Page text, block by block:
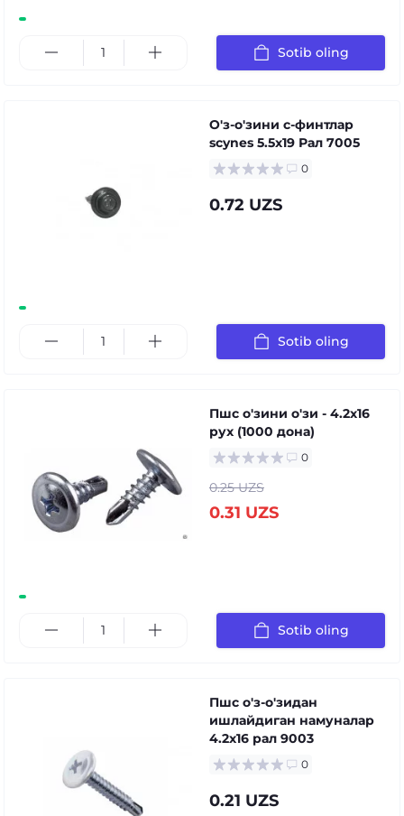
Sotib oling
О'з-о'зини с-финтлар
scynes 5.5x19 Рал 7005
0
0.72 UZS
Sotib oling
Пшс о'зини о'зи - 4.2x16
руx (1000 дона)
0
0.25 UZS
0.31 UZS
Sotib oling
Пшс о'з-о'зидан
ишлайдиган намуналар
4.2x16 рал 9003
0
0.21 UZS